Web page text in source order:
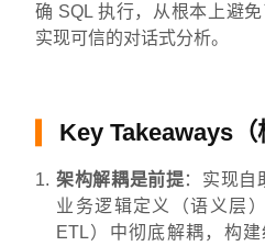
确 SQL 执行，从根本上避免
实现可信的对话式分析。
Key Takeaways（
架构解耦是前提：实现自
业务逻辑定义（语义层
ETL）中彻底解耦，构